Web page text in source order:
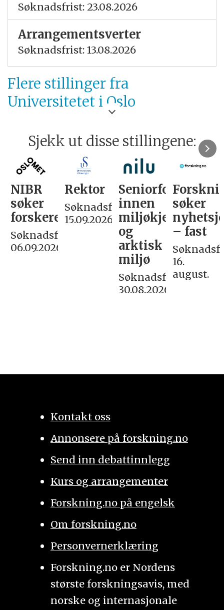
Søknadsfrist: 23.08.2026
Arrangementsverter
Søknadsfrist: 13.08.2026
Flere stillinger fra
Universitetet i Oslo
Sjekk ut disse stillingene:
NIBR
søker
forskere
Søknadsfrist:
06.09.2026
Rektor
Søknadsfrist:
15.09.2026
Seniorforsker
innen
miljøkjemi
og
arktisk
miljø
Søknadsfrist:
30.08.2026
søker
– fast
16.
august.
Kontakt oss
Annonsere på forskning.no
Send inn debattinnlegg
Kurs og arrangementer
Forskning.no på engelsk
Om forskning.no
Personvernerklæring
Forskning.no er Nordens
største forskningsavis, med
norske og internasjonale